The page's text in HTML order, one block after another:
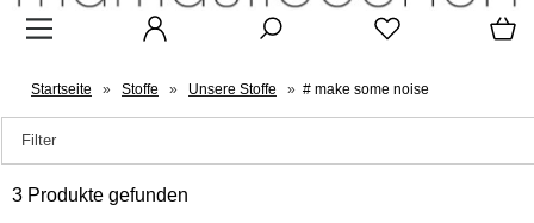
Startseite » Stoffe » Unsere Stoffe » # make some noise
Filter
3 Produkte gefunden